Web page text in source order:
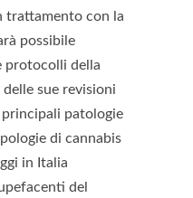
trattamento con la
possibile
protocolli della
sue revisioni
principali patologie
di cannabis
in Italia
del